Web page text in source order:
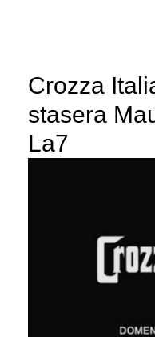
Crozza
stasera
La7